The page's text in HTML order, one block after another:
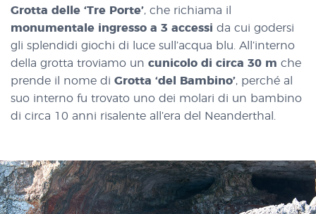
Grotta delle ‘Tre Porte’, che richiama il
monumentale ingresso a 3 accessi da cui godersi
gli splendidi giochi di luce sull’acqua blu. All’interno
della grotta troviamo un cunicolo di circa 30 m che
prende il nome di Grotta ‘del Bambino’, perché al
suo interno fu trovato uno dei molari di un bambino
di circa 10 anni risalente all’era del Neanderthal.